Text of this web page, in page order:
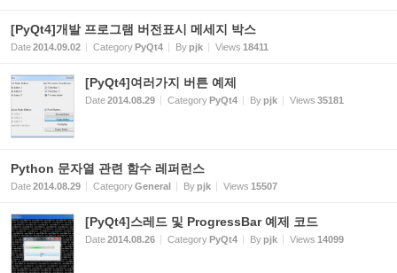
[PyQt4]개발 프로그램 버전표시 메세지 박스
Date2014.09.02 CategoryPyQt4 Bypjk Views 18411
[PyQt4]여러가지 버튼 예제
Date2014.08.29 CategoryPyQt4 Bypjk Views 35181
Python 문자열 관련 함수 레퍼런스
Date2014.08.29 CategoryGeneral Bypjk Views 15507
[PyQt4]스레드 및 ProgressBar 예제 코드
Date2014.08.26 CategoryPyQt4 Bypjk Views 14099